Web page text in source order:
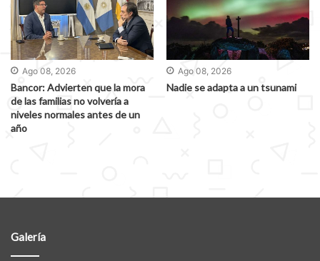
Ago 08, 2026
Bancor: Advierten que la mora
de las familias no volvería a
niveles normales antes de un
año
Ago 08, 2026
Nadie se adapta a un tsunami
Galería